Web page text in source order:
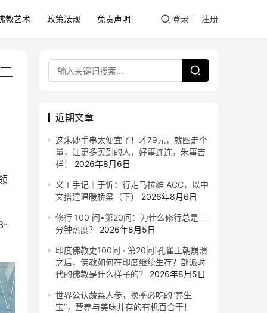
教艺术 政策法规 免责声明 登录 注册
近期文章
这朱砂手串太便宜了！才79元，就图走个
量，让更多买到的人，好事连连，朱事吉
祥！
2026年8月6日
义工手记｜于忻：行走马拉维 ACC，以中
文搭建温暖桥梁（下）
2026年8月6日
修行 100 问•第20问：为什么修行总是三
分钟热度？
2026年8月5日
印度佛教史100问 · 第20问|孔雀王朝崩溃
之后，佛教如何在印度继续生存？部派时
代的佛教是什么样子的？
2026年8月5日
世界公认蔬菜人参，换季必吃的“养生
宝”，营养与美味并存的有机百合干！